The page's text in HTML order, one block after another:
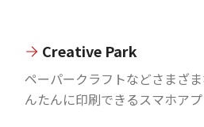
Creative Park
ペーパークラフトなどさまざ
んたんに印刷できるスマホアプ